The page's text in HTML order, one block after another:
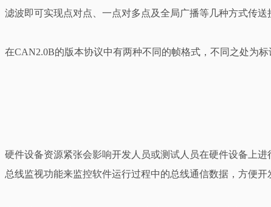
滤波即可实现点对点、一点对多点及全局广播等几种方式传送
在CAN2.0B的版本协议中有两种不同的帧格式，不同之处为
硬件设备资源紧张会影响开发人员或测试人员在硬件设备上
总线监视功能来监控软件运行过程中的总线通信数据，方便开